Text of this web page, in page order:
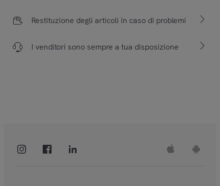
Restituzione degli articoli in caso di problemi
I venditori sono sempre a tua disposizione